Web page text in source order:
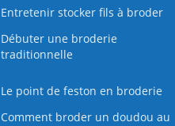
Entretenir stocker fils à broder
Débuter une broderie
traditionnelle
Le point de feston en broderie
Comment broder un doudou au